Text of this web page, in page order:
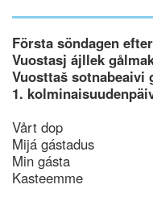
Första söndagen
Vuostasj ájllek
Vuosttaš sotnabeaivi
1.
Vårt dop
Mijá gástadus
Min gásta
Kasteemme